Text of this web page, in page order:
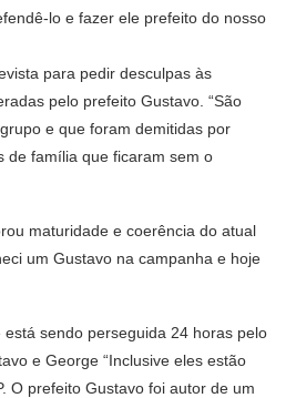
lo e fazer ele prefeito do nosso
para pedir desculpas às
pelo prefeito Gustavo. “São
e que foram demitidas por
de família que ficaram sem o
maturidade e coerência do atual
um Gustavo na campanha e hoje
sendo perseguida 24 horas pelo
e George “Inclusive eles estão
O prefeito Gustavo foi autor de um